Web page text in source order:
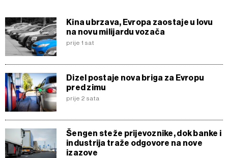
Kina ubrzava, Evropa zaostaje u lovu
na novu milijardu vozača
prije 1 sat
Dizel postaje nova briga za Evropu
pred zimu
prije 2 sata
Šengen steže prijevoznike, dok banke i
industrija traže odgovore na nove
izazove